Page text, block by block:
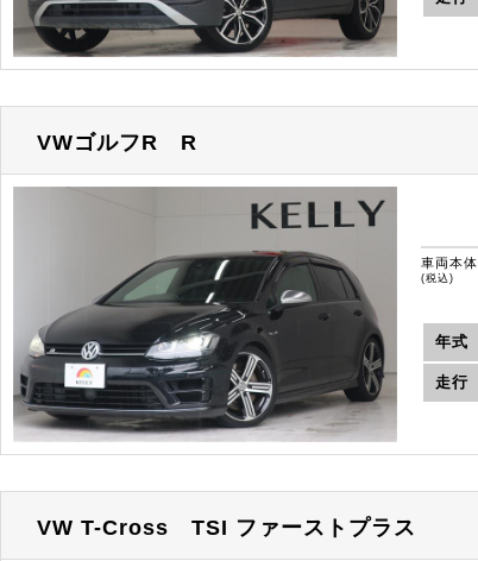
VWゴルフR R
車両本体
(税込)
年式
走行
VW T-Cross TSI ファーストプラス